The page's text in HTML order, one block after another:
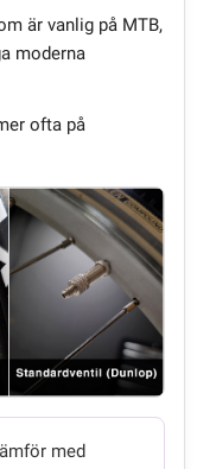
är vanlig på MTB,
moderna
ofta på
med